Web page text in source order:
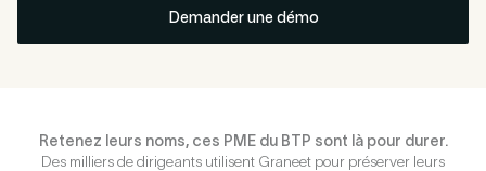
Demander une démo
Retenez leurs noms, ces PME du BTP sont là pour durer.
Des milliers de dirigeants utilisent Graneet pour préserver leurs